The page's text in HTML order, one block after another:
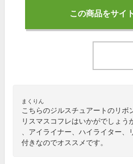
この商品をサイ
まくりん
こちらのジルスチュアートのリボ
リスマスコフレはいかがでしょう
、アイライナー、ハイライター
付きなのでオススメです。